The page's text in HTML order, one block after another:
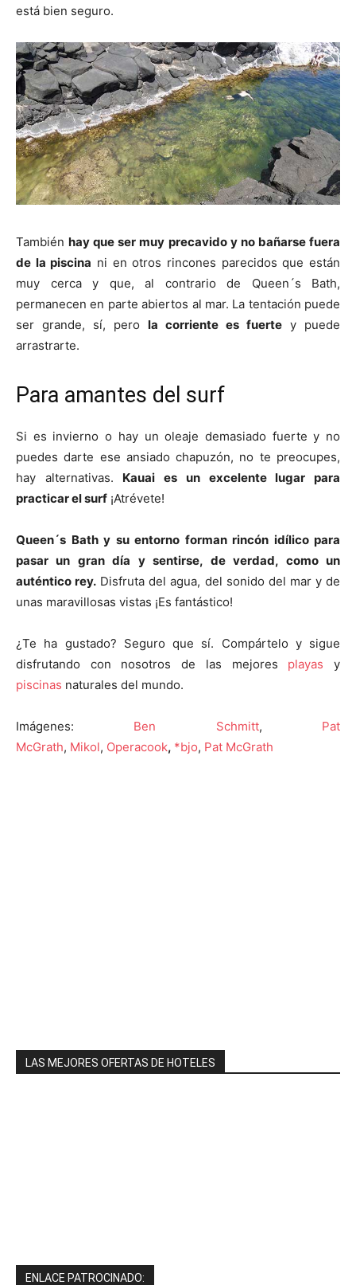
está bien seguro.
Tambiénhay que ser muy precavido y no bañarse fuera
de la piscina ni en otros rincones parecidos que están
muy cerca y que, al contrario de Queen´s Bath,
permanecen en parte abiertos al mar. La tentación puede
ser grande, sí, pero la corriente es fuerte y puede
arrastrarte.
Para amantes del surf
Si es invierno o hay un oleaje demasiado fuerte y no
puedes darte ese ansiado chapuzón, no te preocupes,
hay alternativas. Kauai es un excelente lugar para
practicar el surf ¡Atrévete!
Queen´s Bath y su entorno forman rincón idílico para
pasar un gran día y sentirse, de verdad, como un
auténtico rey. Disfruta del agua, del sonido del mar y de
unas maravillosas vistas ¡Es fantástico!
¿Te ha gustado? Seguro que sí. Compártelo y sigue
disfrutando con nosotros de las mejores playas y
piscinas naturales del mundo.
Imágenes: Ben Schmitt, Pat
McGrath, Mikol, Operacook, *bjo, Pat McGrath
LAS MEJORES OFERTAS DE HOTELES
ENLACE PATROCINADO: